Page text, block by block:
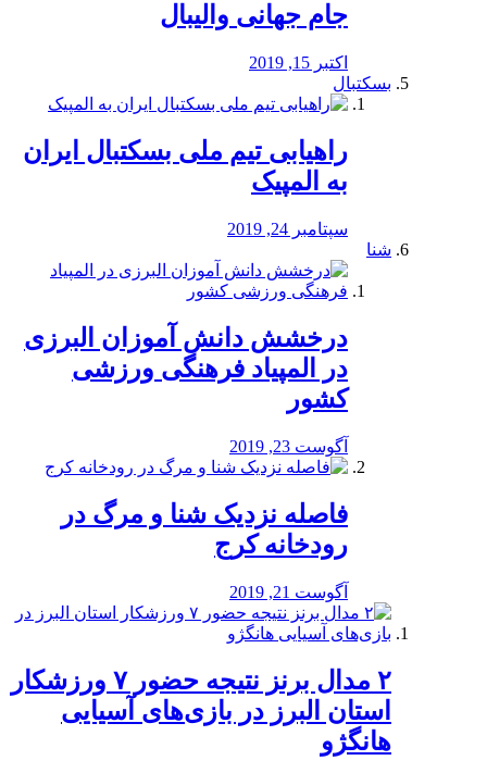
جام جهانی والیبال
اکتبر 15, 2019
بسکتبال
راهیابی تیم ملی بسکتبال ایران
به المپیک
سپتامبر 24, 2019
شنا
درخشش دانش آموزان البرزی
در المپیاد فرهنگی ورزشی
کشور
آگوست 23, 2019
️فاصله نزدیک شنا و مرگ در
رودخانه کرج
آگوست 21, 2019
۲ مدال برنز نتیجه حضور ۷ ورزشکار
استان البرز در بازی‌های آسیایی
هانگژو